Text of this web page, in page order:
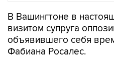
В Вашингтоне в
визитом супруга
объявившего себя
Фабиана Росалес.